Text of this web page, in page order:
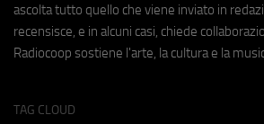
ascolta tutto quello che viene inviato in
recensisce, e in alcuni casi, chiede
Radiocoop sostiene l'arte, la cultura e la
TAG CLOUD